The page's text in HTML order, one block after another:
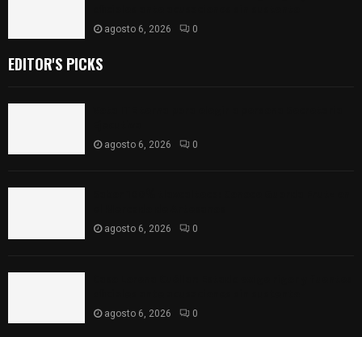
agosto 6, 2026 0
EDITOR'S PICKS
agosto 6, 2026 0
agosto 6, 2026 0
agosto 6, 2026 0